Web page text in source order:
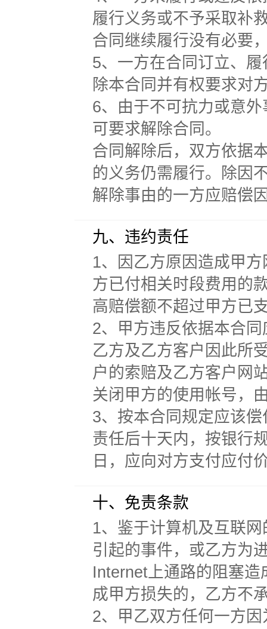
履行义务或不予采取补
合同继续履行没有必要
5、一方在合同订立、
除本合同并有权要求对
6、由于不可抗力或意
可要求解除合同。
合同解除后，双方依据
的义务仍需履行。除因
解除事由的一方应赔偿
九、违约责任
1、因乙方原因造成甲
方已付相关时段费用的
高赔偿额不超过甲方已
2、甲方违反依据本合
乙方及乙方客户因此所
户的索赔及乙方客户网
关闭甲方的使用帐号，
3、按本合同规定应该
责任后十天内，按银行
日，应向对方支付应付
十、免责条款
1、鉴于计算机及互联
引起的事件，或乙方为
Internet上通路的阻塞
成甲方损失的，乙方不
2、甲乙双方任何一方